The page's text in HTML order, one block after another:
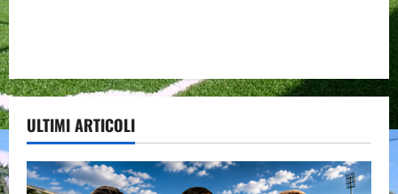
ULTIMI ARTICOLI